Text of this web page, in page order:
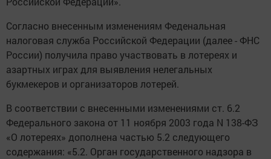
Согласно внесенным изменениям Феденальная
налоговая служба Российской Федерации (далее - ФНС
России) получила право участвовать в лотереях и
азартных играх для выявления нелегальных
букмекеров и организаторов лотерей.
В соответствии с внесенными изменениями ст. 6.2
Федерального закона от 11 ноября 2003 года N 138-ФЗ
«О лотереях» дополнена частью 5.2 следующего
содержания: «5.2. Орган государственного надзора в